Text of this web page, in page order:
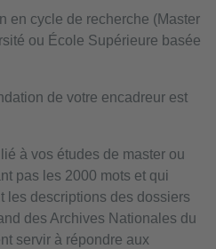
en cycle de recherche (Master
ou École Supérieure basée
de votre encadreur est
à vos études de master ou
pas les 2000 mots et qui
les descriptions des dossiers
des Archives Nationales du
servir à répondre aux